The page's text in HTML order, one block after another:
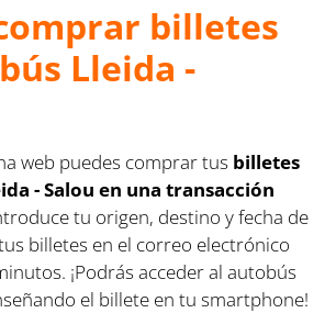
billetes
Lleida -
web puedes comprar tus billetes
- Salou en una transacción
tu origen, destino y fecha de
billetes en el correo electrónico
¡Podrás acceder al autobús
el billete en tu smartphone!